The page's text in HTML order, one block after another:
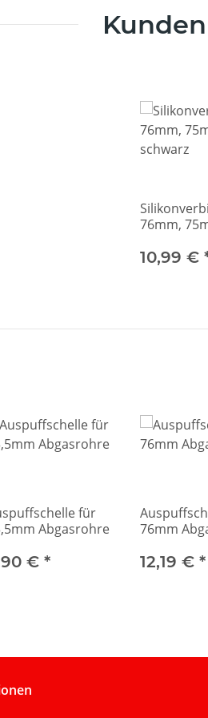
76mm,
10,99 €
für
Abgasrohre
€ *
76mm
12,19 € *